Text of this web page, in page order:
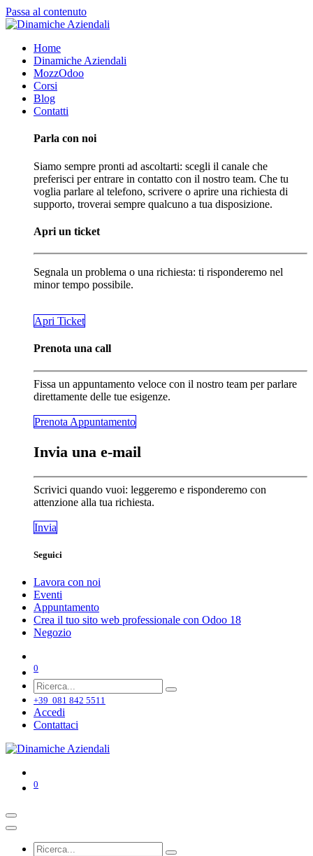
Passa al contenuto
Home
Dinamiche Aziendali
MozzOdoo
Corsi
Blog
Contatti
Parla con noi
Siamo sempre pronti ad ascoltarti: scegli il canale che
preferisci per entrare in contatto con il nostro team. Che tu
voglia parlare al telefono, scrivere o aprire una richiesta di
supporto, troverai sempre qualcuno a tua disposizione.
Apri un ticket
Segnala un problema o una richiesta: ti risponderemo nel
minor tempo possibile.
​​​​Apri Ticket
Prenota una call
Fissa un appuntamento veloce con il nostro team per parlare
direttamente delle tue esigenze.
Prenota Appunta​​​​mento
Invia una e-mail
Scrivici quando vuoi: leggeremo e risponderemo con
attenzione alla tua richiesta.
Invia
Seguici
Lavora con noi
Eventi
Appuntamento
Crea il tuo sito web professionale con Odoo 18
Negozio
0
+39 081 842 5511
Accedi
Contattaci
0